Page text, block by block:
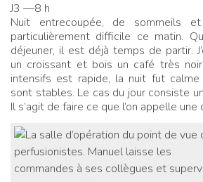
J3 —8 h
Nuit entrecoupée, de sommeils
particulièrement difficile ce matin.
déjeuner, il est déjà temps de partir.
un croissant et bois un café très
intensifs est rapide, la nuit fut
sont stables. Le cas du jour consiste
Il s’agit de faire ce que l’on appelle